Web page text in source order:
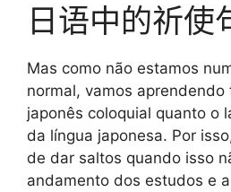
日语中的祈使
Mas como não estamos
normal, vamos
japonês coloquial quanto o
da língua japonesa. Por
de dar saltos quando isso
andamento dos estudos e